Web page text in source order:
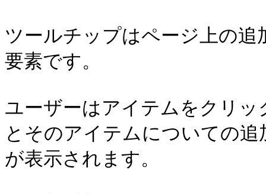
ツールチップはページ上の
要素です。
ユーザーはアイテムをクリ
とそのアイテムについての
が表示されます。